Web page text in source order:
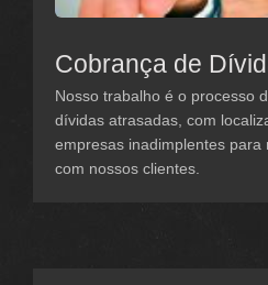
Cobrança de
Nosso trabalho é o processo
dívidas atrasadas, com
empresas inadimplentes
com nossos clientes.